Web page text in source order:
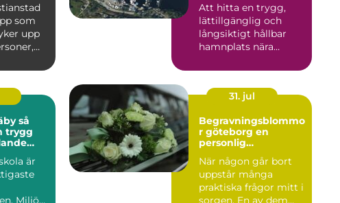
som
upp
Att hitta en trygg,
lättillgänglig och
långsiktigt hållbar
hamnplats nära
utmaning f...
så
trygg
är
Miljön,
31. jul
Begravningsblommo
r göteborg en
personlig
stund
När någon går bort
uppstår många
praktiska frågor mitt i
sorgen. En av dem